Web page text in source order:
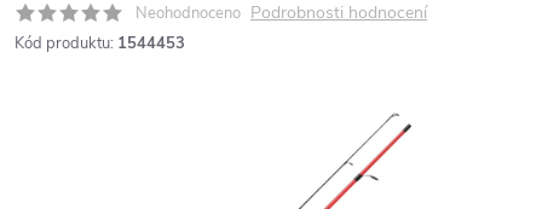
Neohodnoceno Podrobnosti hodnocení
Kód produktu: 1544453